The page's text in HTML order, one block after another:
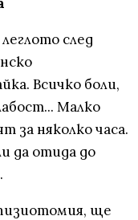
след
Всичко боли,
Малко
за няколко часа.
да отида до
ще